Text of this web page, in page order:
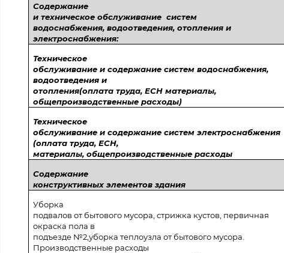
Содержание
и техническое обслуживание систем
водоснабжения, водоотведения, отопления и
электроснабжения:
Техническое
обслуживание и содержание систем водоснабжения,
водоотведения и
отопления(оплата труда, ЕСН материалы,
общепроизводственные расходы)
Техническое
обслуживание и содержание систем электроснабжения
(оплата труда, ЕСН,
материалы, общепроизводственные расходы
Содержание
конструктивных элементов здания
Уборка
подвалов от бытового мусора, стрижка кустов, первичная
окраска пола в
подъезде №2,уборка теплоузла от бытового мусора.
Производственные расходы